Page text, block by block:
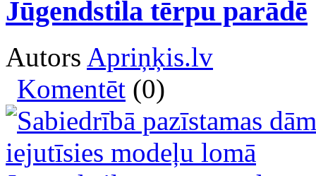
Jūgendstila tērpu parādē
Autors Apriņķis.lv
Komentēt (0)